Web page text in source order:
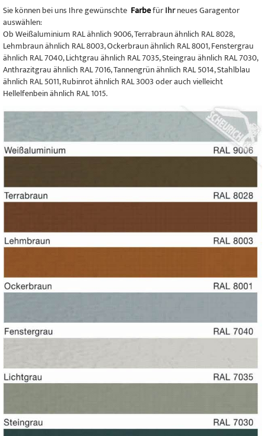
Sie können bei uns Ihre gewünschte FarbefürIhrneues Garagentor
auswählen:
Ob Weißaluminium RAL ähnlich 9006, Terrabraun ähnlich RAL 8028,
Lehmbraun ähnlich RAL 8003, Ockerbraun ähnlich RAL 8001, Fenstergrau
ähnlich RAL 7040, Lichtgrau ähnlich RAL 7035, Steingrau ähnlich RAL 7030,
Anthrazitgrau ähnlich RAL 7016, Tannengrün ähnlich RAL 5014, Stahlblau
ähnlich RAL 5011, Rubinrot ähnlich RAL 3003 oder auch vielleicht
Hellelfenbein ähnlich RAL 1015.